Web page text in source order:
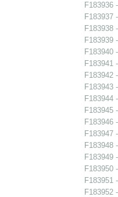
F183936
F183937
F183938
F183939
F183940
F183941
F183942
F183943
F183944
F183945
F183946
F183947
F183948
F183949
F183950
F183951
F183952